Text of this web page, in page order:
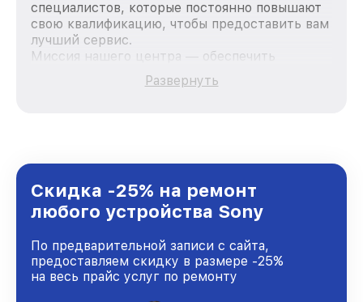
специалистов, которые постоянно повышают
свою квалификацию, чтобы предоставить вам
лучший сервис.
Миссия нашего центра — обеспечить
качественный и доступный ремонт для
каждого пользователя продукции Sony, вне
Ростове-на-Дону, постоянно повышая уровень
доверия и лояльности наших клиентов.
Развернуть
Скидка -25% на ремонт
любого устройства Sony
По предварительной записи с сайта,
предоставляем скидку в размере -25%
на весь прайс услуг по ремонту